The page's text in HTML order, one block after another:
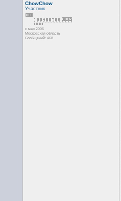
ChowChow
Участник
с мар 2006
Московская область
Сообщений: 468